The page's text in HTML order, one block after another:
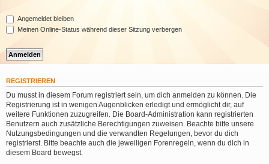
Angemeldet bleiben
Meinen Online-Status während dieser Sitzung verbergen
REGISTRIEREN
Du musst in diesem Forum registriert sein, um dich anmelden zu können. Die
Registrierung ist in wenigen Augenblicken erledigt und ermöglicht dir, auf
weitere Funktionen zuzugreifen. Die Board-Administration kann registrierten
Benutzern auch zusätzliche Berechtigungen zuweisen. Beachte bitte unsere
Nutzungsbedingungen und die verwandten Regelungen, bevor du dich
registrierst. Bitte beachte auch die jeweiligen Forenregeln, wenn du dich in
diesem Board bewegst.